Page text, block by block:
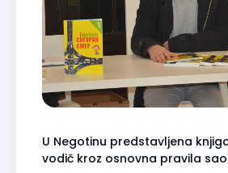
U Negotinu predstavljena
vodič kroz osnovna pravila